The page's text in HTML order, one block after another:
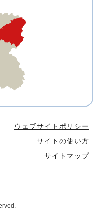
ウェブサイトポリシー
サイトの使い方
サイトマップ